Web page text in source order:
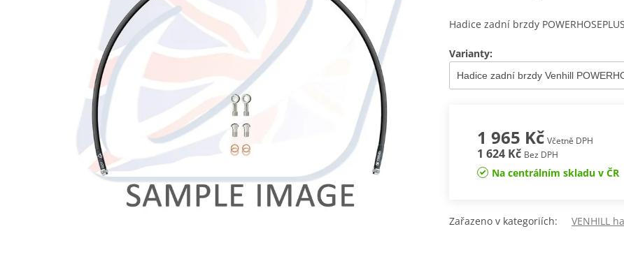
Hadice zadní brzdy
Varianty:
1 965 Kč Včetně DPH
1 624 Kč Bez DPH
Na centrálním skladu v ČR
Zařazeno v kategoriích: VENHILL